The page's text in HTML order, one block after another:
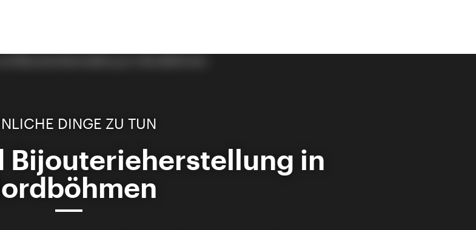
DINGE ZU TUN
Bijouterieherstellung in